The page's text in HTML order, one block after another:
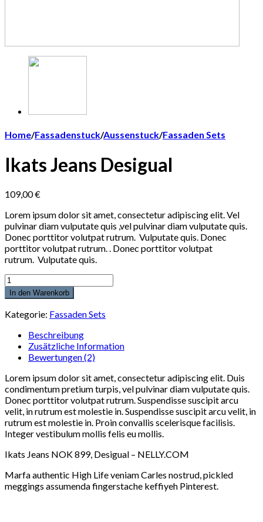
Home/Fassadenstuck/Aussenstuck/Fassaden Sets
Ikats Jeans Desigual
109,00€
Lorem ipsum dolor sit amet, consectetur adipiscing elit. Vel
pulvinar diam vulputate quis ,vel pulvinar diam vulputate quis.
Donec porttitor volutpat rutrum. Vulputate quis. Donec
porttitor volutpat rutrum. . Donec porttitor volutpat
rutrum. Vulputate quis.
Anzahl
In den Warenkorb
Kategorie: Fassaden Sets
Beschreibung
Zusätzliche Information
Bewertungen (2)
Lorem ipsum dolor sit amet, consectetur adipiscing elit. Duis
condimentum pretium turpis, vel pulvinar diam vulputate quis.
Donec porttitor volutpat rutrum. Suspendisse suscipit arcu
velit, in rutrum est molestie in. Suspendisse suscipit arcu velit, in
rutrum est molestie in. Proin convallis scelerisque facilisis.
Integer vestibulum mollis felis eu mollis.
Ikats Jeans NOK 899, Desigual – NELLY.COM
Marfa authentic High Life veniam Carles nostrud, pickled
meggings assumenda fingerstache keffiyeh Pinterest.